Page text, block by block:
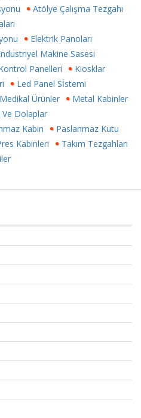
Atölye Çalışma Tezgahı
Elektrik Panoları
Makine Sasesi
Panelleri
Kiosklar
Led Panel Sİstemi
Medikal Ürünler
Metal Kabinler
Dolaplar
Kabin
Paslanmaz Kutu
Kabinleri
Takım Tezgahları